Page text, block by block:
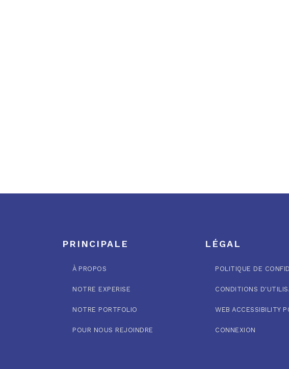
PRINCIPALE
À PROPOS
NOTRE EXPERISE
NOTRE PORTFOLIO
POUR NOUS REJOINDRE
LÉGAL
POLITIQUE DE
CONDITIONS
WEB ACCESSIBILITY
CONNEXION